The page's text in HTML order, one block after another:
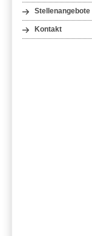
Stellenangebote
Kontakt